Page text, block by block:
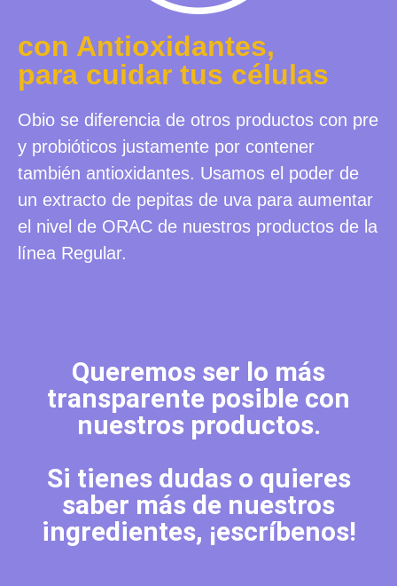
con Antioxidantes,
para cuidar tus células
Obio se diferencia de otros productos con pre
y probióticos justamente por contener
también antioxidantes. Usamos el poder de
un extracto de pepitas de uva para aumentar
el nivel de ORAC de nuestros productos de la
línea Regular.
Queremos ser lo más
transparente posible con
nuestros productos.
Si tienes dudas o quieres
saber más de nuestros
ingredientes, ¡escríbenos!